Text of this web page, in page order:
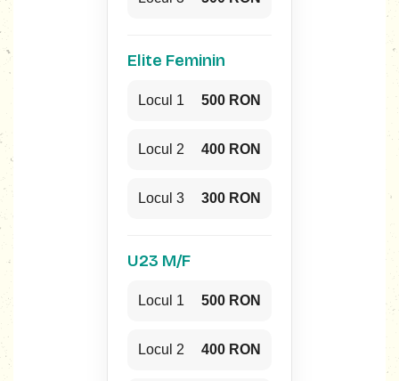
Elite Feminin
Locul 1 500 RON
Locul 2 400 RON
Locul 3 300 RON
U23 M/F
Locul 1 500 RON
Locul 2 400 RON